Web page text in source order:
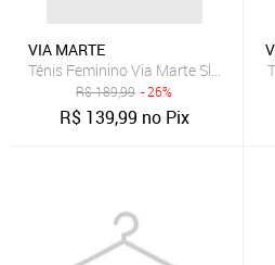
VIA MARTE
Tênis Feminino Via Marte Slip On
R$189,99 - 26%
R$ 139,99 no Pix